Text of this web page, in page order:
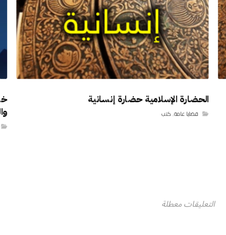
الحضارة الإسلامية حضارة إنسانية
قضايا عامة,كتب
التعليقات معطلة